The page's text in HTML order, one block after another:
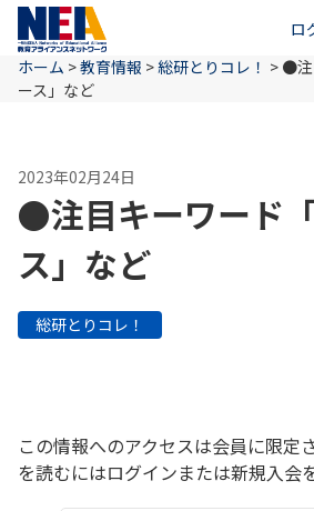
ロ
ホーム
NEAとは
教育情報
ホーム >教育情報 >総研とりコレ！ > ●注
ース」など
2023年02月24日
●注目キーワード
ス」など
総研とりコレ！
この情報へのアクセスは会員に限定
を読むにはログインまたは新規入会